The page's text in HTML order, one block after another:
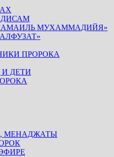
МУХАММАДИЙЯ»
ПРОРОКА
ДЕТИ
МЕНАДЖАТЫ